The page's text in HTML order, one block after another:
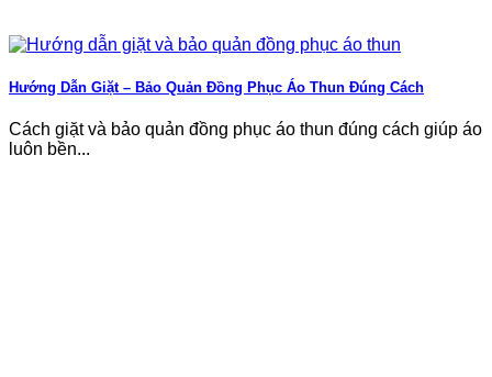
Hướng Dẫn Giặt – Bảo Quản Đồng Phục Áo Thun Đúng Cách
Cách giặt và bảo quản đồng phục áo thun đúng cách giúp áo
luôn bền...